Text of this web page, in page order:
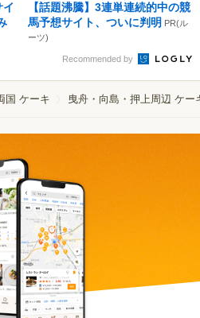
【話題沸騰】3連単連続的中の競
馬予想サイト、ついに判明 PR(ル
ーツ)
Recommended by
国 ケーキ 曳舟・向島・押上周辺 ケー